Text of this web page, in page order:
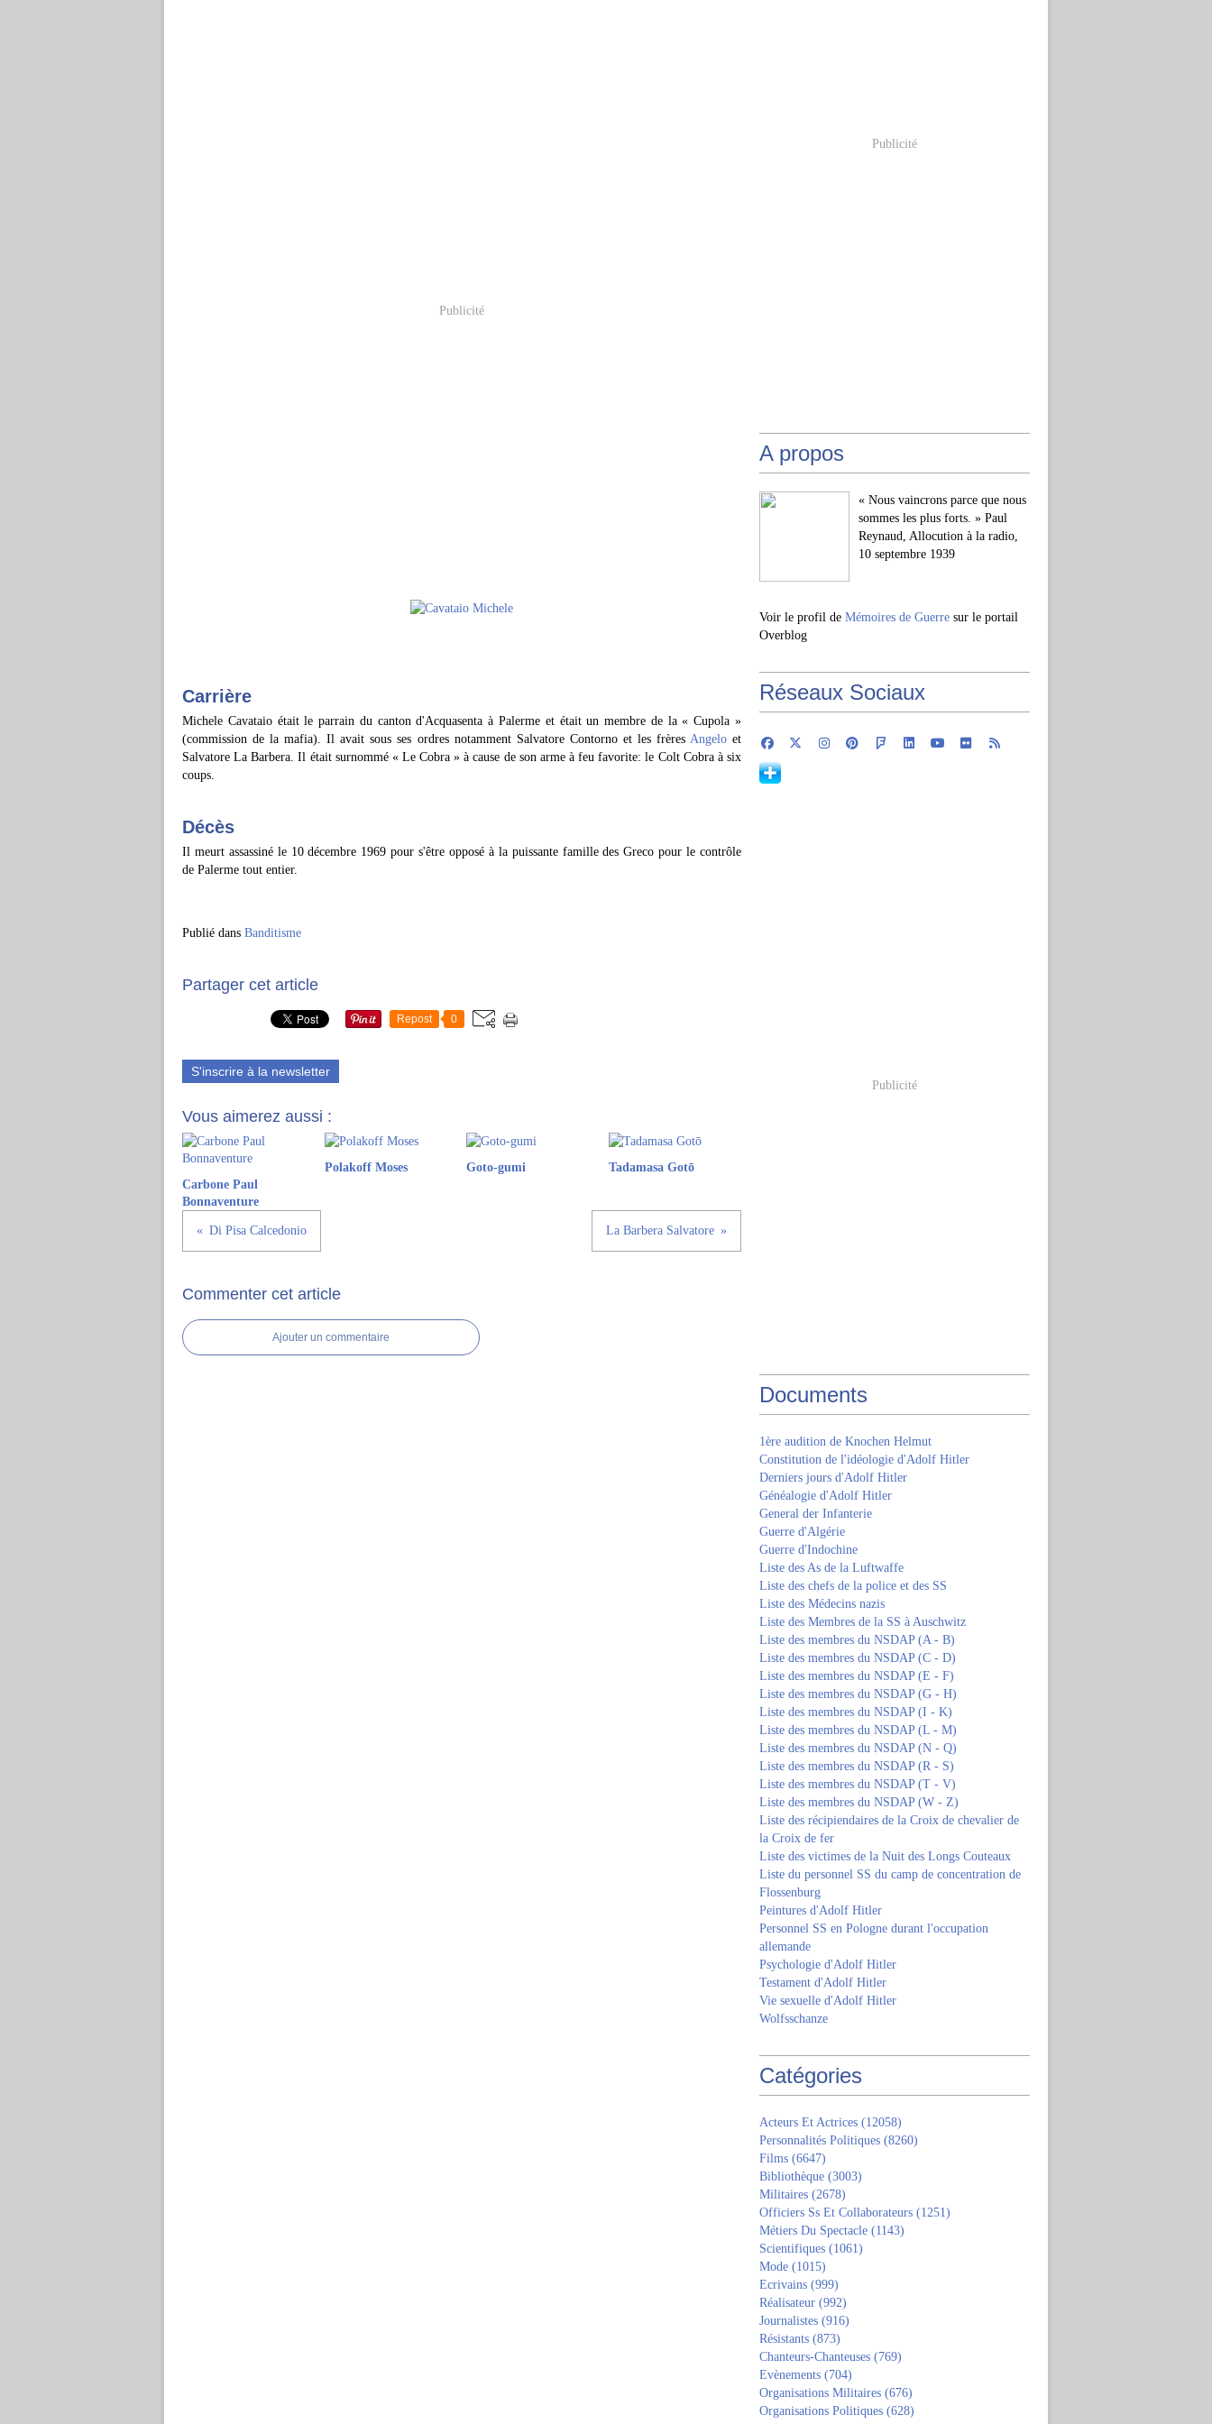
Publicité
Carrière
Michele Cavataio était le parrain du canton d'Acquasenta à Palerme et était un membre de la « Cupola »
(commission de la mafia). Il avait sous ses ordres notamment Salvatore Contorno et les frères Angeloet
Salvatore La Barbera. Il était surnommé « Le Cobra » à cause de son arme à feu favorite: le Colt Cobra à six
coups.
Décès
Il meurt assassiné le 10 décembre 1969 pour s'être opposé à la puissante famille des Greco pour le contrôle
de Palerme tout entier.
Publié dans Banditisme
Partager cet article
Repost 0
S'inscrire à la newsletter
Vous aimerez aussi :
Carbone Paul
Bonnaventure
Polakoff Moses Goto-gumi Tadamasa Gotō
Di Pisa Calcedonio La Barbera Salvatore
Commenter cet article
Ajouter un commentaire
Publicité
A propos
« Nous vaincrons parce que nous
sommes les plus forts. » Paul
Reynaud, Allocution à la radio,
10 septembre 1939
Voir le profil de Mémoires de Guerre sur le portail
Overblog
Réseaux Sociaux
Publicité
Documents
1ère audition de Knochen Helmut
Constitution de l'idéologie d'Adolf Hitler
Derniers jours d'Adolf Hitler
Généalogie d'Adolf Hitler
General der Infanterie
Guerre d'Algérie
Guerre d'Indochine
Liste des As de la Luftwaffe
Liste des chefs de la police et des SS
Liste des Médecins nazis
Liste des Membres de la SS à Auschwitz
Liste des membres du NSDAP (A - B)
Liste des membres du NSDAP (C - D)
Liste des membres du NSDAP (E - F)
Liste des membres du NSDAP (G - H)
Liste des membres du NSDAP (I - K)
Liste des membres du NSDAP (L - M)
Liste des membres du NSDAP (N - Q)
Liste des membres du NSDAP (R - S)
Liste des membres du NSDAP (T - V)
Liste des membres du NSDAP (W - Z)
Liste des récipiendaires de la Croix de chevalier de
la Croix de fer
Liste des victimes de la Nuit des Longs Couteaux
Liste du personnel SS du camp de concentration de
Flossenburg
Peintures d'Adolf Hitler
Personnel SS en Pologne durant l'occupation
allemande
Psychologie d'Adolf Hitler
Testament d'Adolf Hitler
Vie sexuelle d'Adolf Hitler
Wolfsschanze
Catégories
Acteurs Et Actrices (12058)
Personnalités Politiques (8260)
Films (6647)
Bibliothèque (3003)
Militaires (2678)
Officiers Ss Et Collaborateurs (1251)
Métiers Du Spectacle (1143)
Scientifiques (1061)
Mode (1015)
Ecrivains (999)
Réalisateur (992)
Journalistes (916)
Résistants (873)
Chanteurs-Chanteuses (769)
Evènements (704)
Organisations Militaires (676)
Organisations Politiques (628)